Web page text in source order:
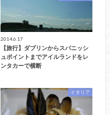
2014.6.17
【旅行】ダブリンからスパニッシ
ュポイントまでアイルランドをレ
ンタカーで横断
イタリア